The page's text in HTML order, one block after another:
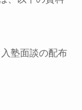
塾面談の配布